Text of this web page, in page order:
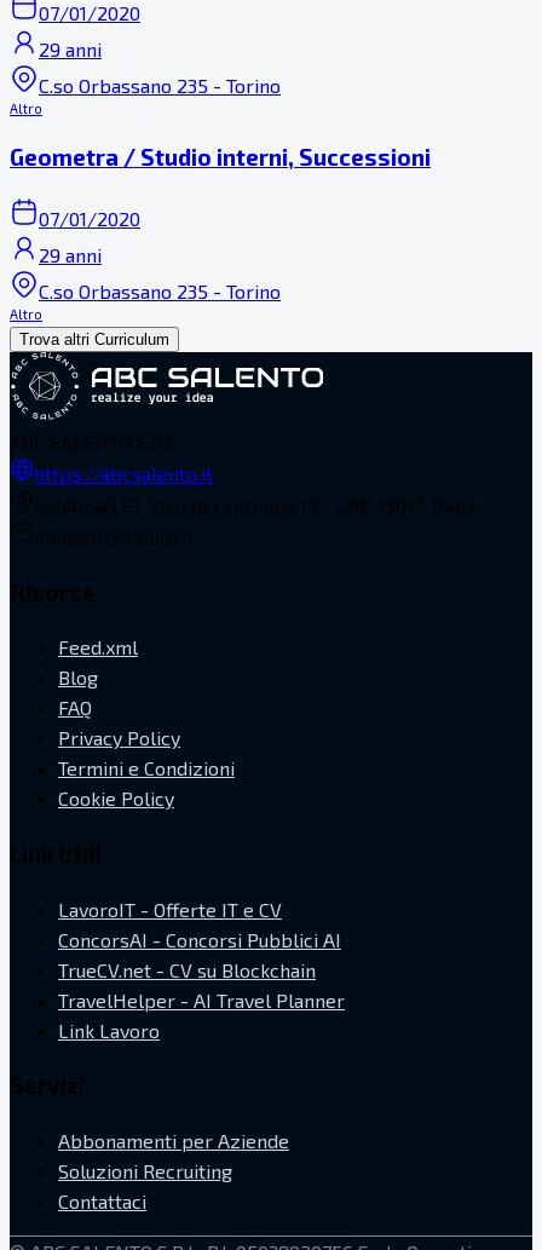
07/01/2020
29 anni
C.so Orbassano 235 - Torino
Altro
Geometra / Studio interni, Successioni
07/01/2020
29 anni
C.so Orbassano 235 - Torino
Altro
Trova altri Curriculum
https://abcsalento.it
Feed.xml
Blog
FAQ
Privacy Policy
Termini e Condizioni
Cookie Policy
LavoroIT - Offerte IT e CV
ConcorsAI - Concorsi Pubblici AI
TrueCV.net - CV su Blockchain
TravelHelper - AI Travel Planner
Link Lavoro
Abbonamenti per Aziende
Soluzioni Recruiting
Contattaci